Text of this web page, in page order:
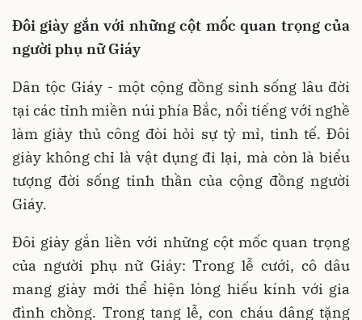
Đôi giày gắn với những cột mốc quan trọng của
người phụ nữ Giáy
Dân tộc Giáy - một cộng đồng sinh sống lâu đời
tại các tỉnh miền núi phía Bắc, nổi tiếng với nghề
làm giày thủ công đòi hỏi sự tỷ mỉ, tinh tế. Đôi
giày không chỉ là vật dụng đi lại, mà còn là biểu
tượng đời sống tinh thần của cộng đồng người
Giáy.
Đôi giày gắn liền với những cột mốc quan trọng
của người phụ nữ Giáy: Trong lễ cưới, cô dâu
mang giày mới thể hiện lòng hiếu kính với gia
đình chồng. Trong tang lễ, con cháu dâng tặng